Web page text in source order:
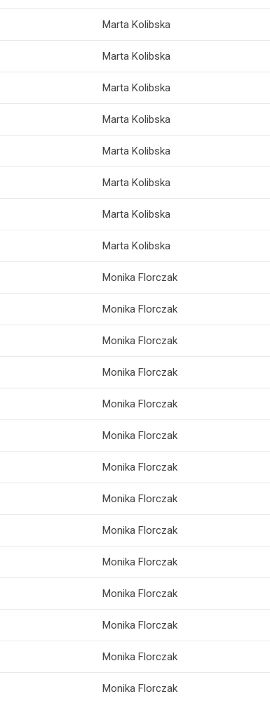
Marta Kolibska
Marta Kolibska
Marta Kolibska
Marta Kolibska
Marta Kolibska
Marta Kolibska
Marta Kolibska
Marta Kolibska
Monika Florczak
Monika Florczak
Monika Florczak
Monika Florczak
Monika Florczak
Monika Florczak
Monika Florczak
Monika Florczak
Monika Florczak
Monika Florczak
Monika Florczak
Monika Florczak
Monika Florczak
Monika Florczak